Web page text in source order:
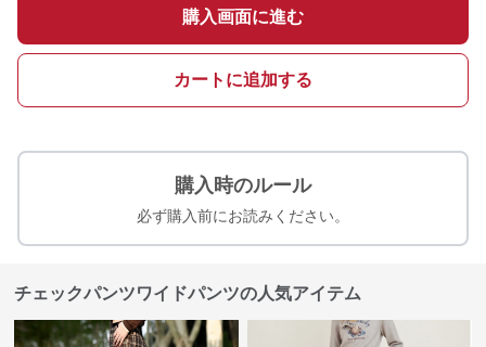
購入画面に進む
カートに追加する
購入時のルール
必ず購入前にお読みください。
チェックパンツワイドパンツの人気アイテム